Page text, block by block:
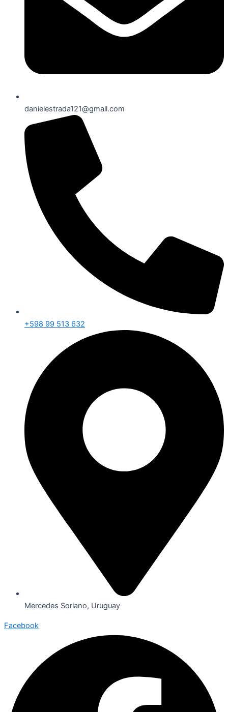
danielestrada121@gmail.com
+598 99 513 632
Mercedes Soriano, Uruguay
Facebook